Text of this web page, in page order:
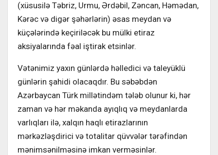
(xüsusilə Təbriz, Urmu, Ərdəbil, Zəncan, Həmədan,
Kərəc və digər şəhərlərin) əsas meydan və
küçələrində keçiriləcək bu mülki etiraz
aksiyalarında fəal iştirak etsinlər.
Vətənimiz yaxın günlərdə həlledici və taleyüklü
günlərin şahidi olacaqdır. Bu səbəbdən
Azərbaycan Türk millətindəm tələb olunur ki, hər
zaman və hər məkanda ayıqlıq və meydanlarda
varlıqları ilə, xalqın haqlı etirazlarının
mərkəzləşdirici və totalitar qüvvələr tərəfindən
mənimsənilməsinə imkan verməsinlər.